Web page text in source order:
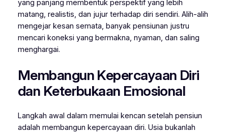
yang panjang membentuk perspektif yang lebih
matang, realistis, dan jujur terhadap diri sendiri. Alih-alih
mengejar kesan semata, banyak pensiunan justru
mencari koneksi yang bermakna, nyaman, dan saling
menghargai.
Membangun Kepercayaan Diri
dan Keterbukaan Emosional
Langkah awal dalam memulai kencan setelah pensiun
adalah membangun kepercayaan diri. Usia bukanlah